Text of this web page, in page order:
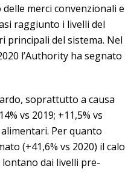
merci convenzionali e
raggiunto i livelli del
principali del sistema. Nel
l’Authority ha segnato
soprattutto a causa
vs 2019; +11,5% vs
Per quanto
(+41,6% vs 2020) il calo
lontano dai livelli pre-